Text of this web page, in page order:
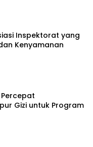
Inspektorat yang
Kenyamanan
Gizi untuk Program